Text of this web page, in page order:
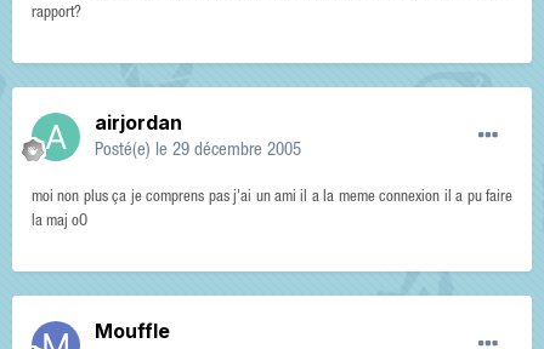
rapport?
airjordan
Posté(e) le 29 décembre 2005
moi non plus ça je comprens pas j'ai un ami il a la meme connexion il a pu faire
la maj oO
Mouffle